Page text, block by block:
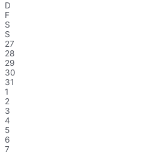
D
F
S
S
27
28
29
30
31
1
2
3
4
5
6
7